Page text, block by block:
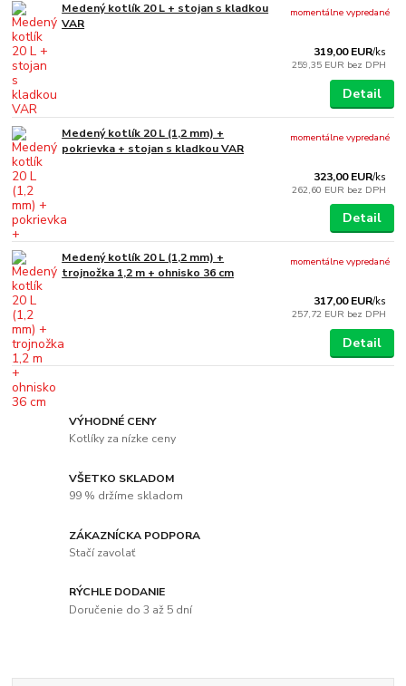
Medený kotlík 20 L + stojan s kladkou
VAR
319,00 EUR/ks
259,35 EUR bez DPH
momentálne vypredané
Detail
Medený kotlík 20 L (1,2 mm) +
pokrievka + stojan s kladkou VAR
323,00 EUR/ks
262,60 EUR bez DPH
momentálne vypredané
Detail
Medený kotlík 20 L (1,2 mm) +
trojnožka 1,2 m + ohnisko 36 cm
317,00 EUR/ks
257,72 EUR bez DPH
momentálne vypredané
Detail
VÝHODNÉ CENY
Kotlíky za nízke ceny
VŠETKO SKLADOM
99 % držíme skladom
ZÁKAZNÍCKA PODPORA
Stačí zavolať
RÝCHLE DODANIE
Doručenie do 3 až 5 dní